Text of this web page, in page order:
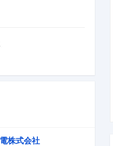
株式会社